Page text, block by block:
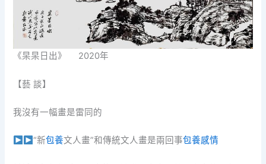
《杲杲日出》 2020年
【藝 談】
我沒有一幅畫是雷同的
“新包養文人畫”和傳統文人畫是兩回事包養感情